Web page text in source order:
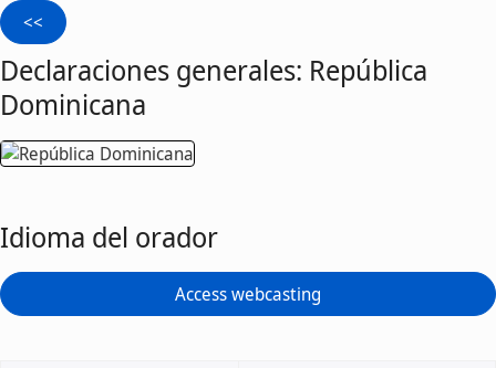
Declaraciones generales: República
Dominicana
Idioma del orador
Access webcasting